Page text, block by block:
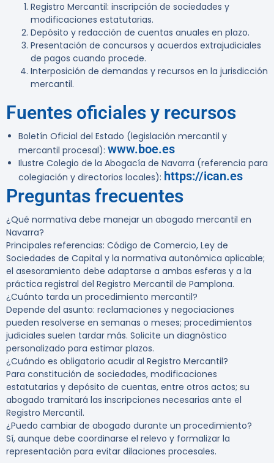
Registro Mercantil: inscripción de sociedades y
modificaciones estatutarias.
Depósito y redacción de cuentas anuales en plazo.
Presentación de concursos y acuerdos extrajudiciales
de pagos cuando procede.
Interposición de demandas y recursos en la jurisdicción
mercantil.
Fuentes oficiales y recursos
Boletín Oficial del Estado (legislación mercantil y
mercantil procesal): www.boe.es
Ilustre Colegio de la Abogacía de Navarra (referencia para
colegiación y directorios locales): https://ican.es
Preguntas frecuentes
¿Qué normativa debe manejar un abogado mercantil en
Navarra?
Principales referencias: Código de Comercio, Ley de
Sociedades de Capital y la normativa autonómica aplicable;
el asesoramiento debe adaptarse a ambas esferas y a la
práctica registral del Registro Mercantil de Pamplona.
¿Cuánto tarda un procedimiento mercantil?
Depende del asunto: reclamaciones y negociaciones
pueden resolverse en semanas o meses; procedimientos
judiciales suelen tardar más. Solicite un diagnóstico
personalizado para estimar plazos.
¿Cuándo es obligatorio acudir al Registro Mercantil?
Para constitución de sociedades, modificaciones
estatutarias y depósito de cuentas, entre otros actos; su
abogado tramitará las inscripciones necesarias ante el
Registro Mercantil.
¿Puedo cambiar de abogado durante un procedimiento?
Sí, aunque debe coordinarse el relevo y formalizar la
representación para evitar dilaciones procesales.